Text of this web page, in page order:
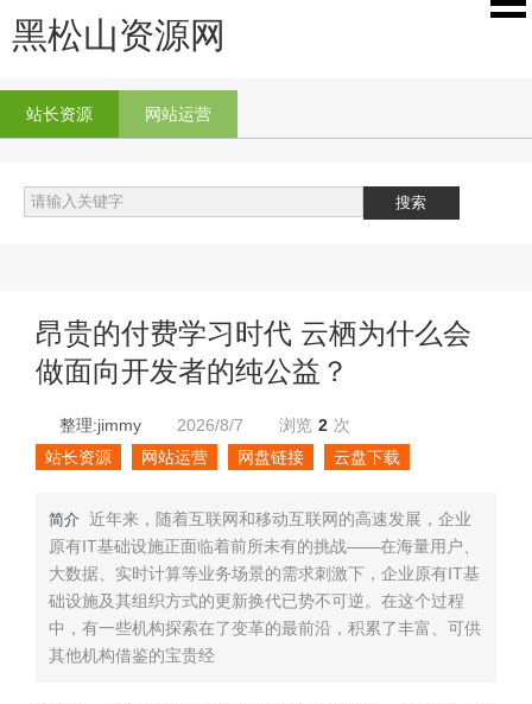
黑松山资源网
站长资源 网站运营
昂贵的付费学习时代 云栖为什么会
做面向开发者的纯公益？
整理:jimmy 2026/8/7 浏览 2 次
站长资源
网站运营 网盘链接 云盘下载
简介 近年来，随着互联网和移动互联网的高速发展，企业
原有IT基础设施正面临着前所未有的挑战——在海量用户、
大数据、实时计算等业务场景的需求刺激下，企业原有IT基
础设施及其组织方式的更新换代已势不可逆。在这个过程
中，有一些机构探索在了变革的最前沿，积累了丰富、可供
其他机构借鉴的宝贵经